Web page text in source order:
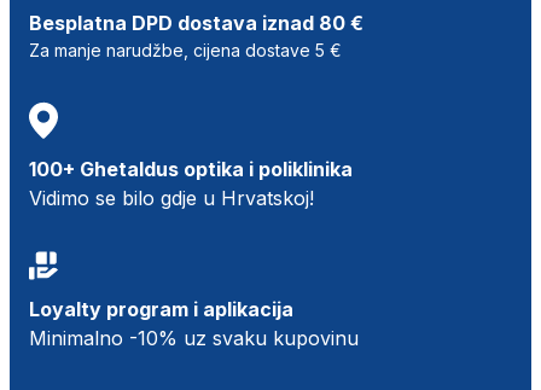
Besplatna DPD dostava iznad 80 €
Za manje narudžbe, cijena dostave 5 €
100+ Ghetaldus optika i poliklinika
Vidimo se bilo gdje u Hrvatskoj!
Loyalty program i aplikacija
Minimalno -10% uz svaku kupovinu